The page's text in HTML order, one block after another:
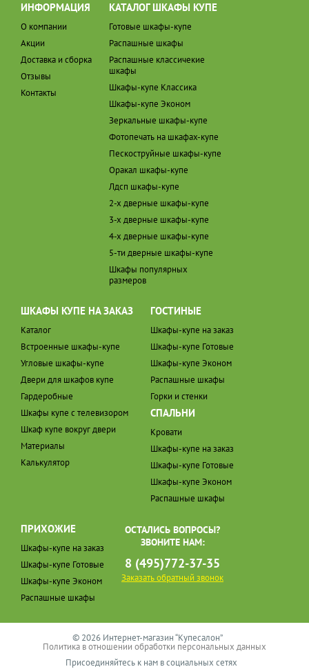
ИНФОРМАЦИЯ
О компании
Акции
Доставка и сборка
Отзывы
Контакты
КАТАЛОГ ШКАФЫ КУПЕ
Готовые шкафы-купе
Распашные шкафы
Распашные классичекие
шкафы
Шкафы-купе Классика
Шкафы-купе Эконом
Зеркальные шкафы-купе
Фотопечать на шкафах-купе
Пескоструйные шкафы-купе
Оракал шкафы-купе
Лдсп шкафы-купе
2-х дверные шкафы-купе
3-х дверные шкафы-купе
4-х дверные шкафы-купе
5-ти дверные шкафы-купе
Шкафы популярных
размеров
ШКАФЫ КУПЕ НА ЗАКАЗ
Каталог
Встроенные шкафы-купе
Угловые шкафы-купе
Двери для шкафов купе
Гардеробные
Шкафы купе с телевизором
Шкаф купе вокруг двери
Материалы
Калькулятор
ГОСТИНЫЕ
Шкафы-купе на заказ
Шкафы-купе Готовые
Шкафы-купе Эконом
Распашные шкафы
Горки и стенки
СПАЛЬНИ
Кровати
Шкафы-купе на заказ
Шкафы-купе Готовые
Шкафы-купе Эконом
Распашные шкафы
ПРИХОЖИЕ
Шкафы-купе на заказ
Шкафы-купе Готовые
Шкафы-купе Эконом
Распашные шкафы
ОСТАЛИСЬ ВОПРОСЫ?
ЗВОНИТЕ НАМ:
8 (495)772-37-35
Заказать обратный звонок
© 2026 Интернет-магазин “Купесалон”
Политика в отношении обработки персональных данных
Присоединяйтесь к нам в социальных сетях